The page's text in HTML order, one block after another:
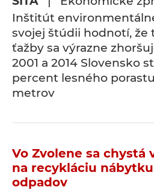
Inštitút
svojej štúdii hodnotí,
ťažby sa výrazne
2001 a 2014 Slovensko
percent lesného
metrov
Vo Zvolene sa chystá
na recykláciu
odpadov